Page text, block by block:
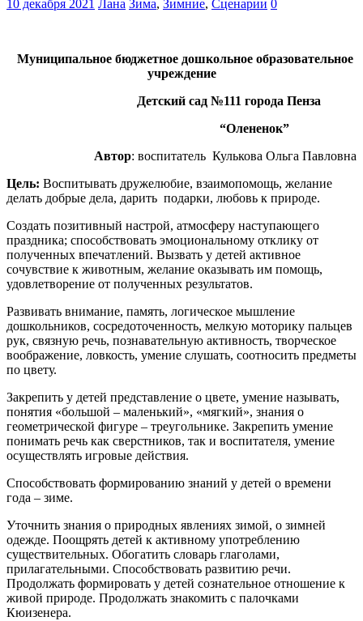
10 декабря 2021 Лана Зима, Зимние, Сценарии 0
Муниципальное бюджетное дошкольное образовательное
учреждение
Детский сад №111 города Пенза
“Олененок”
Автор: воспитатель Кулькова Ольга Павловна
Цель: Воспитывать дружелюбие, взаимопомощь, желание
делать добрые дела, дарить подарки, любовь к природе.
Создать позитивный настрой, атмосферу наступающего
праздника; способствовать эмоциональному отклику от
полученных впечатлений. Вызвать у детей активное
сочувствие к животным, желание оказывать им помощь,
удовлетворение от полученных результатов.
Развивать внимание, память, логическое мышление
дошкольников, сосредоточенность, мелкую моторику пальцев
рук, связную речь, познавательную активность, творческое
воображение, ловкость, умение слушать, соотносить предметы
по цвету.
Закрепить у детей представление о цвете, умение называть,
понятия «большой – маленький», «мягкий», знания о
геометрической фигуре – треугольнике. Закрепить умение
понимать речь как сверстников, так и воспитателя, умение
осуществлять игровые действия.
Способствовать формированию знаний у детей о времени
года – зиме.
Уточнить знания о природных явлениях зимой, о зимней
одежде. Поощрять детей к активному употреблению
существительных. Обогатить словарь глаголами,
прилагательными. Способствовать развитию речи.
Продолжать формировать у детей сознательное отношение к
живой природе. Продолжать знакомить с палочками
Кюизенера.